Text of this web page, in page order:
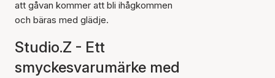
att gåvan kommer att bli ihågkommen
och bäras med glädje.
Studio.Z - Ett
smyckesvarumärke med